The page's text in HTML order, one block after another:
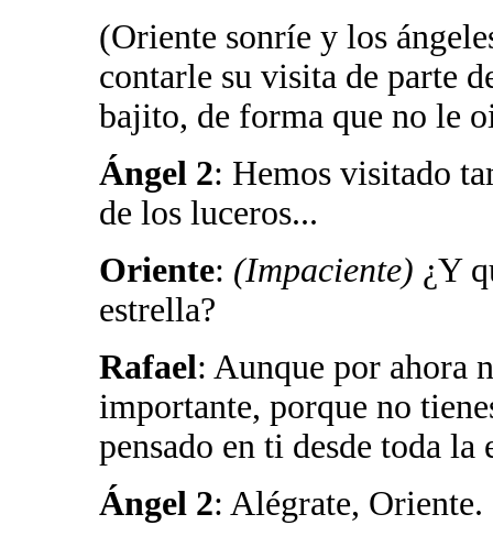
(Oriente sonríe y los
contarle su visita de parte
bajito, de forma que no le
Ángel 2: Hemos visitado
de los luceros...
Oriente: (Impaciente) ¿Y
estrella?
Rafael: Aunque por ahora
importante, porque no
pensado en ti desde toda la
Ángel 2: Alégrate, Oriente.